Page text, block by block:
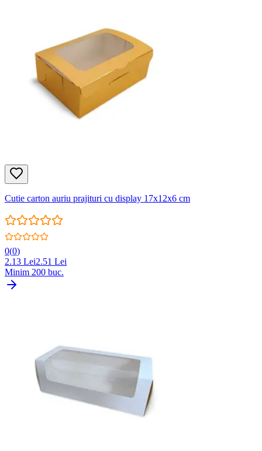
Cutie carton auriu prajituri cu display 17x12x6 cm
0(0)
2.13 Lei2.51 Lei
Minim 200 buc.